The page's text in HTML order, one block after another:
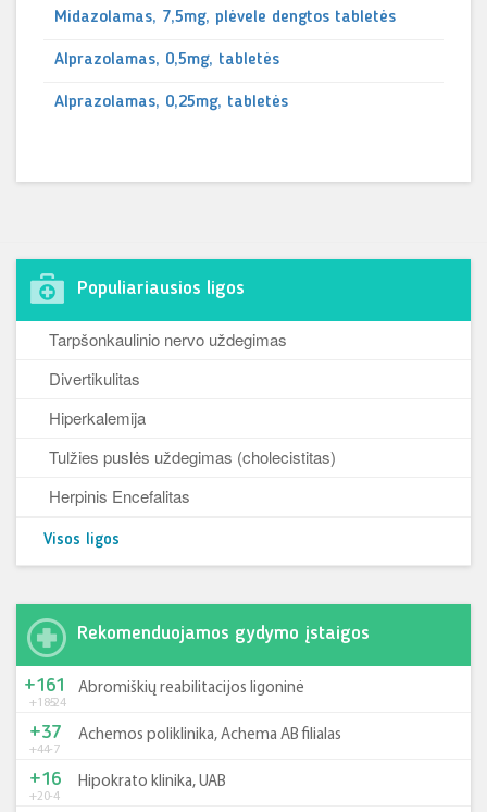
Midazolamas, 7,5mg, plėvele dengtos tabletės
Alprazolamas, 0,5mg, tabletės
Alprazolamas, 0,25mg, tabletės
Populiariausios ligos
Tarpšonkaulinio nervo uždegimas
Divertikulitas
Hiperkalemija
Tulžies puslės uždegimas (cholecistitas)
Herpinis Encefalitas
Visos ligos
Rekomenduojamos gydymo įstaigos
+185-24
+161 Abromiškių reabilitacijos ligoninė
+44-7
+37 Achemos poliklinika, Achema AB filialas
+20-4
+16 Hipokrato klinika, UAB